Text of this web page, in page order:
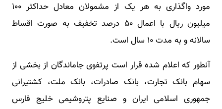
مورد واگذاری به هر یک از مشمولان معادل حداکثر ۱۰۰
میلیون ریال با اعمال ۵۰ درصد تخفیف به صورت اقساط
سالانه و به مدت ۱۰ سال است.
آنطور که اعلام شده قرار است پرتفوی جاماندگان از بخشی از
سهام بانک تجارت، بانک صادرات، بانک ملت، کشتیرانی
جمهوری اسلامی ایران و صنایع پتروشیمی خلیج فارس